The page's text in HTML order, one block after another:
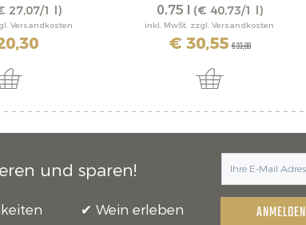
27,07/1 l)
Versandkosten
0,75 l (€ 40,73/1 l)
inkl. MwSt. zzgl. Versandkosten
€ 30,55 € 33,00
und sparen!
Wein erleben ANMELDEN